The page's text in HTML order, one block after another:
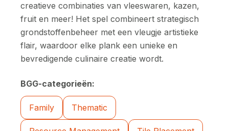
creatieve combinaties van vleeswaren, kazen,
fruit en meer! Het spel combineert strategisch
grondstoffenbeheer met een vleugje artistieke
flair, waardoor elke plank een unieke en
bevredigende culinaire creatie wordt.
BGG-categorieën:
Family Thematic